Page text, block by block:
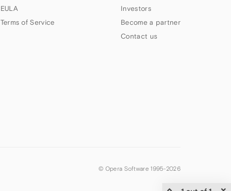
EULA
Terms of Service
Investors
Become a partner
Contact us
© Opera Software 1995-2026